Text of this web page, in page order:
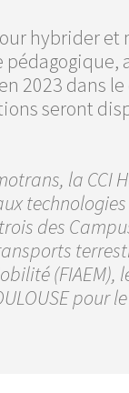
hybrider et
2023 dans
seront
la CCI
des
(FIAEM),
pour